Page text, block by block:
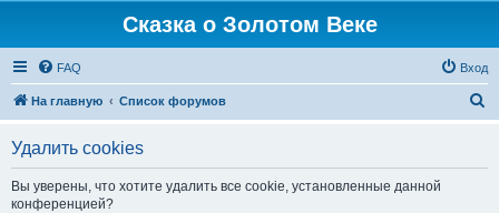
Сказка о Золотом Веке
FAQ Вход
На главную Список форумов
Удалить cookies
Вы уверены, что хотите удалить все cookie, установленные данной
конференцией?